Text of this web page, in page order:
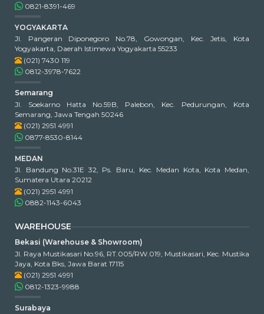
0821-8391-469
YOGYAKARTA
Jl. Pangeran Diponegoro No.78, Gowongan, Kec. Jetis, Kota
Yogyakarta, Daerah Istimewa Yogyakarta 55233
(021) 7430 119
0812-3978-7622
Semarang
Jl. Soekarno Hatta No.59B, Palebon, Kec. Pedurungan, Kota
Semarang, Jawa Tengah 50246
(021) 2951 4991
0877-8530-8144
MEDAN
Jl. Bandung No.31E 32, Ps. Baru, Kec. Medan Kota, Kota Medan,
Sumatera Utara 20212
(021) 2951 4991
0882-1143-6043
WAREHOUSE
Bekasi (Warehouse & Showroom)
Jl. Raya Mustikasari No.96, RT.005/RW.019, Mustikasari, Kec. Mustika
Jaya, Kota Bks, Jawa Barat 17115
(021) 2951 4991
0812-1323-9988
Surabaya